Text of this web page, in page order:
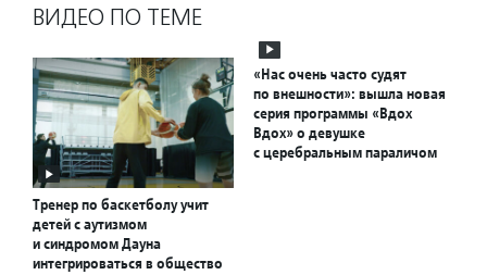
ВИДЕО ПО ТЕМЕ
Тренер по баскетболу учит
детей с аутизмом
и синдромом Дауна
интегрироваться в общество
«Нас очень часто судят
по внешности»: вышла новая
серия программы «Вдох
Вдох» о девушке
с церебральным параличом